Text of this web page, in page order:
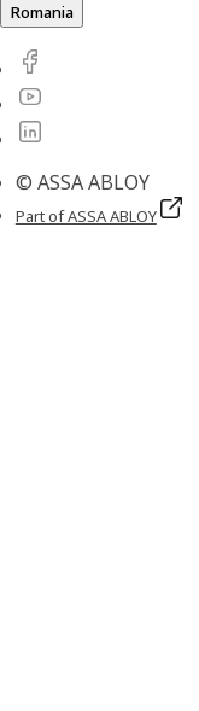
Romania
© ASSA ABLOY
Part of ASSA ABLOY